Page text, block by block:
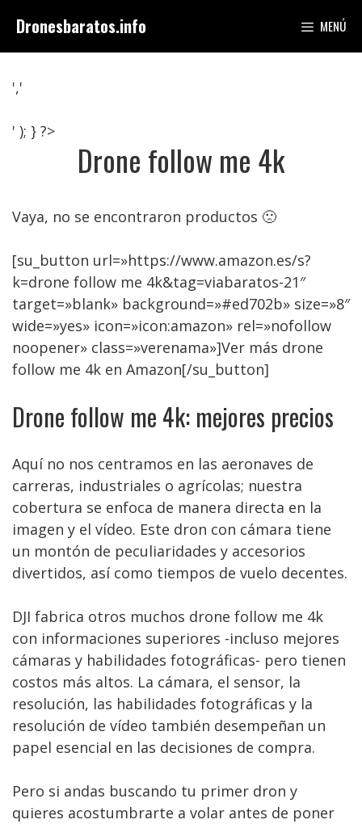
contenido
Dronesbaratos.info MENÚ
','
' ); } ?>
Drone follow me 4k
Vaya, no se encontraron productos 🙁
[su_button url=»https://www.amazon.es/s?
k=drone follow me 4k&tag=viabaratos-21″
target=»blank» background=»#ed702b» size=»8″
wide=»yes» icon=»icon:amazon» rel=»nofollow
noopener» class=»verenama»]Ver más drone
follow me 4k en Amazon[/su_button]
Drone follow me 4k: mejores precios
Aquí no nos centramos en las aeronaves de
carreras, industriales o agrícolas; nuestra
cobertura se enfoca de manera directa en la
imagen y el vídeo. Este dron con cámara tiene
un montón de peculiaridades y accesorios
divertidos, así como tiempos de vuelo decentes.
DJI fabrica otros muchos drone follow me 4k
con informaciones superiores -incluso mejores
cámaras y habilidades fotográficas- pero tienen
costos más altos. La cámara, el sensor, la
resolución, las habilidades fotográficas y la
resolución de vídeo también desempeñan un
papel esencial en las decisiones de compra.
Pero si andas buscando tu primer dron y
quieres acostumbrarte a volar antes de poner